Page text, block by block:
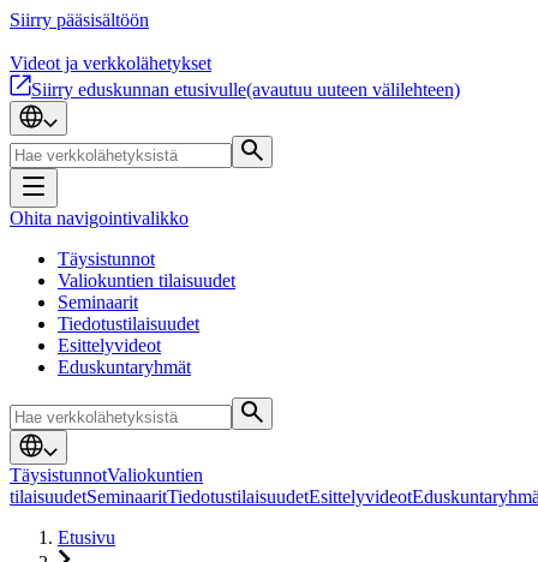
Siirry pääsisältöön
Videot ja verkkolähetykset
Siirry eduskunnan etusivulle(avautuu uuteen välilehteen)
Ohita navigointivalikko
Täysistunnot
Valiokuntien tilaisuudet
Seminaarit
Tiedotustilaisuudet
Esittelyvideot
Eduskuntaryhmät
TäysistunnotValiokuntien
tilaisuudetSeminaaritTiedotustilaisuudetEsittelyvideot
Etusivu